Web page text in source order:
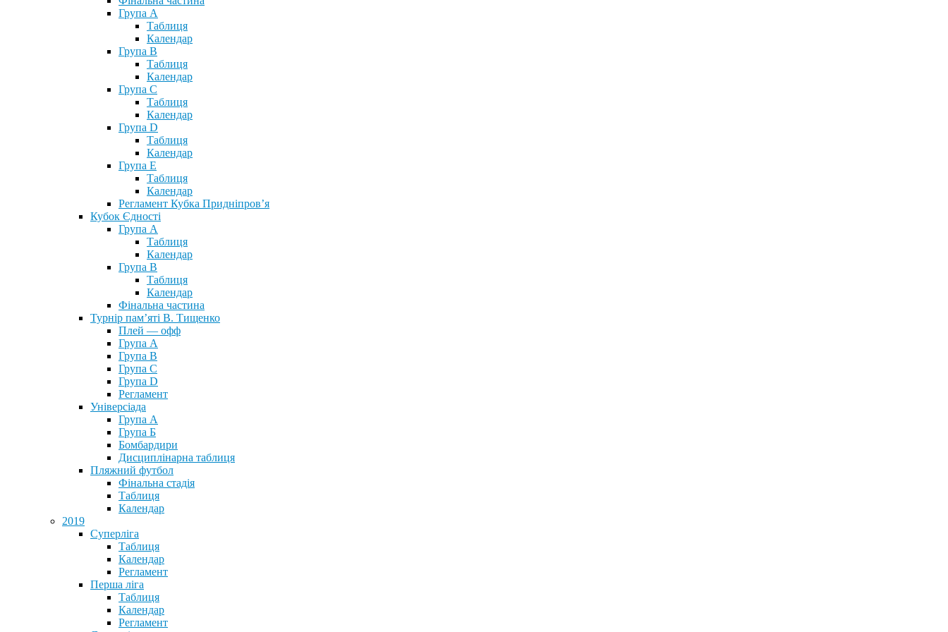
Група А
Таблиця
Календар
Група В
Таблиця
Календар
Група С
Таблиця
Календар
Група D
Таблиця
Календар
Група Е
Таблиця
Календар
Регламент Кубка Придніпров’я
Кубок Єдності
Група А
Таблиця
Календар
Група В
Таблиця
Календар
Фінальна частина
Турнір пам’яті В. Тищенко
Плей — офф
Група А
Група B
Група С
Група D
Регламент
Універсіада
Група А
Група Б
Бомбардири
Дисциплінарна таблиця
Пляжний футбол
Фінальна стадія
Таблиця
Календар
2019
Суперліга
Таблиця
Календар
Регламент
Перша ліга
Таблиця
Календар
Регламент